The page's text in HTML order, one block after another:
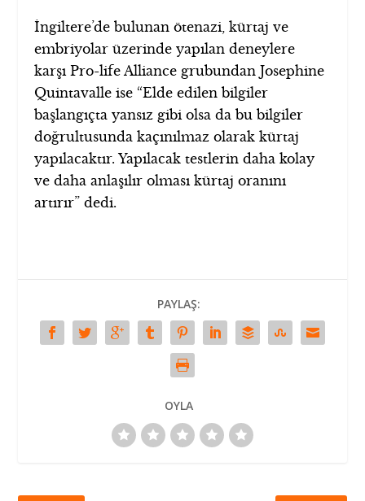
İngiltere’de bulunan ötenazi, kürtaj ve
embriyolar üzerinde yapılan deneylere
karşı Pro-life Alliance grubundan Josephine
Quintavalle ise “Elde edilen bilgiler
başlangıçta yansız gibi olsa da bu bilgiler
doğrultusunda kaçınılmaz olarak kürtaj
yapılacaktır. Yapılacak testlerin daha kolay
ve daha anlaşılır olması kürtaj oranını
artırır” dedi.
PAYLAŞ:
OYLA